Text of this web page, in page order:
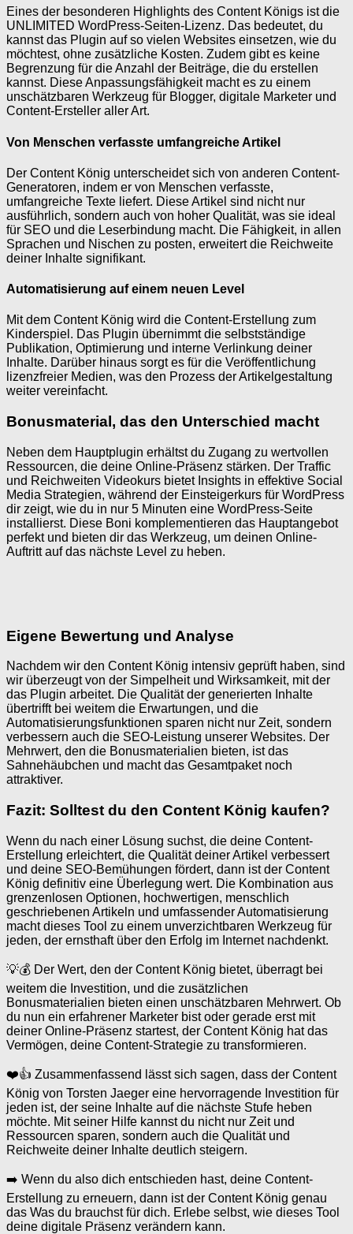
Eines der besonderen Highlights des Content Königs ist die
UNLIMITED WordPress-Seiten-Lizenz. Das bedeutet, du
kannst das Plugin auf so vielen Websites einsetzen, wie du
möchtest, ohne zusätzliche Kosten. Zudem gibt es keine
Begrenzung für die Anzahl der Beiträge, die du erstellen
kannst. Diese Anpassungsfähigkeit macht es zu einem
unschätzbaren Werkzeug für Blogger, digitale Marketer und
Content-Ersteller aller Art.
Von Menschen verfasste umfangreiche Artikel
Der Content König unterscheidet sich von anderen Content-
Generatoren, indem er von Menschen verfasste,
umfangreiche Texte liefert. Diese Artikel sind nicht nur
ausführlich, sondern auch von hoher Qualität, was sie ideal
für SEO und die Leserbindung macht. Die Fähigkeit, in allen
Sprachen und Nischen zu posten, erweitert die Reichweite
deiner Inhalte signifikant.
Automatisierung auf einem neuen Level
Mit dem Content König wird die Content-Erstellung zum
Kinderspiel. Das Plugin übernimmt die selbstständige
Publikation, Optimierung und interne Verlinkung deiner
Inhalte. Darüber hinaus sorgt es für die Veröffentlichung
lizenzfreier Medien, was den Prozess der Artikelgestaltung
weiter vereinfacht.
Bonusmaterial, das den Unterschied macht
Neben dem Hauptplugin erhältst du Zugang zu wertvollen
Ressourcen, die deine Online-Präsenz stärken. Der Traffic
und Reichweiten Videokurs bietet Insights in effektive Social
Media Strategien, während der Einsteigerkurs für WordPress
dir zeigt, wie du in nur 5 Minuten eine WordPress-Seite
installierst. Diese Boni komplementieren das Hauptangebot
perfekt und bieten dir das Werkzeug, um deinen Online-
Auftritt auf das nächste Level zu heben.
Eigene Bewertung und Analyse
Nachdem wir den Content König intensiv geprüft haben, sind
wir überzeugt von der Simpelheit und Wirksamkeit, mit der
das Plugin arbeitet. Die Qualität der generierten Inhalte
übertrifft bei weitem die Erwartungen, und die
Automatisierungsfunktionen sparen nicht nur Zeit, sondern
verbessern auch die SEO-Leistung unserer Websites. Der
Mehrwert, den die Bonusmaterialien bieten, ist das
Sahnehäubchen und macht das Gesamtpaket noch
attraktiver.
Fazit: Solltest du den Content König kaufen?
Wenn du nach einer Lösung suchst, die deine Content-
Erstellung erleichtert, die Qualität deiner Artikel verbessert
und deine SEO-Bemühungen fördert, dann ist der Content
König definitiv eine Überlegung wert. Die Kombination aus
grenzenlosen Optionen, hochwertigen, menschlich
geschriebenen Artikeln und umfassender Automatisierung
macht dieses Tool zu einem unverzichtbaren Werkzeug für
jeden, der ernsthaft über den Erfolg im Internet nachdenkt.
💡💰 Der Wert, den der Content König bietet, überragt bei
weitem die Investition, und die zusätzlichen
Bonusmaterialien bieten einen unschätzbaren Mehrwert. Ob
du nun ein erfahrener Marketer bist oder gerade erst mit
deiner Online-Präsenz startest, der Content König hat das
Vermögen, deine Content-Strategie zu transformieren.
❤️👍 Zusammenfassend lässt sich sagen, dass der Content
König von Torsten Jaeger eine hervorragende Investition für
jeden ist, der seine Inhalte auf die nächste Stufe heben
möchte. Mit seiner Hilfe kannst du nicht nur Zeit und
Ressourcen sparen, sondern auch die Qualität und
Reichweite deiner Inhalte deutlich steigern.
➡️ Wenn du also dich entschieden hast, deine Content-
Erstellung zu erneuern, dann ist der Content König genau
das Was du brauchst für dich. Erlebe selbst, wie dieses Tool
deine digitale Präsenz verändern kann.